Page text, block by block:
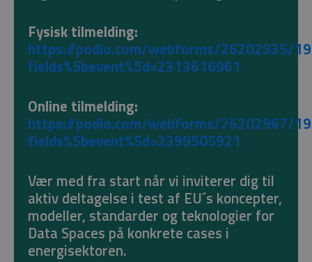
Fysisk tilmelding:
https://podio.com/webforms/26202935/
fields%5bevent%5d=2313616961
Online tilmelding:
https://podio.com/webforms/26202967/
fields%5bevent%5d=2399505921
Vær med fra start når vi inviterer dig til
aktiv deltagelse i test af EU´s koncepter,
modeller, standarder og teknologier for
Data Spaces på konkrete cases i
energisektoren.